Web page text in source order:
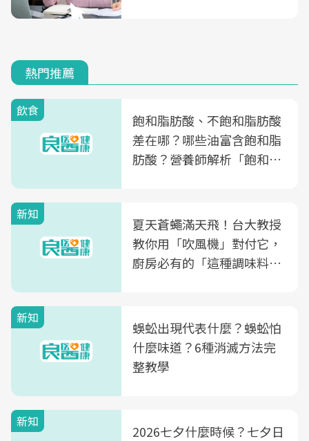
熱門推薦
飲食
飽和脂肪酸、不飽和脂肪酸
差在哪？哪些油富含飽和脂
肪酸？營養師解析「飽和脂
新知
夏天蒼蠅滿天飛！台大教授
教你用「吹風機」對付它，
廚房必有的「這種調味料」
新知
蜈蚣出現代表什麼？蜈蚣怕
什麼味道？6種消滅方法完
整教學
新知
2026七夕什麼時候？七夕日